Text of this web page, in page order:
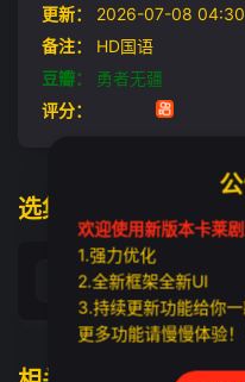
道路上付出了巨大的努力
着每一个人！
更新：
2026-07-08
备注：
HD国语
豆瓣：
勇者无疆
评分：
选集播放
HD国语
欢迎使用新版本卡莱
1.强力优化
2.全新框架全新UI
3.持续更新功能给你
更多功能请慢慢体验！